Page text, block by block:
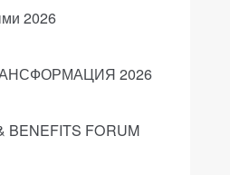
2026
2026
BENEFITS FORUM